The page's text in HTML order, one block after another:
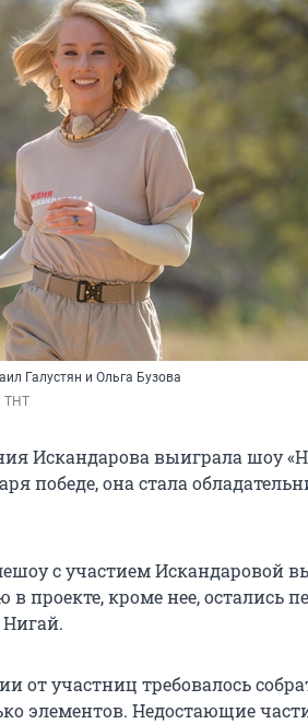
Галустян и Ольга Бузова
ТНТ
Искандарова выиграла шоу
победе, она стала
с участием Искандаровой
проекте, кроме нее, остались
от участниц требовалось
элементов. Недостающие